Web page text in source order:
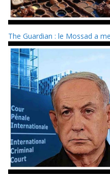
The Guardian : le Mossad a